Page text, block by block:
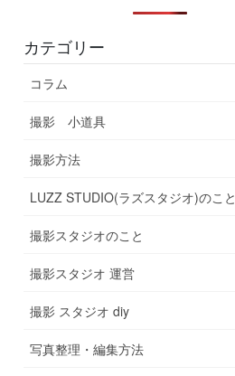
カテゴリー
コラム
撮影 小道具
撮影方法
LUZZ STUDIO(ラズスタジオ)のこと
撮影スタジオのこと
撮影スタジオ 運営
撮影 スタジオ diy
写真整理・編集方法